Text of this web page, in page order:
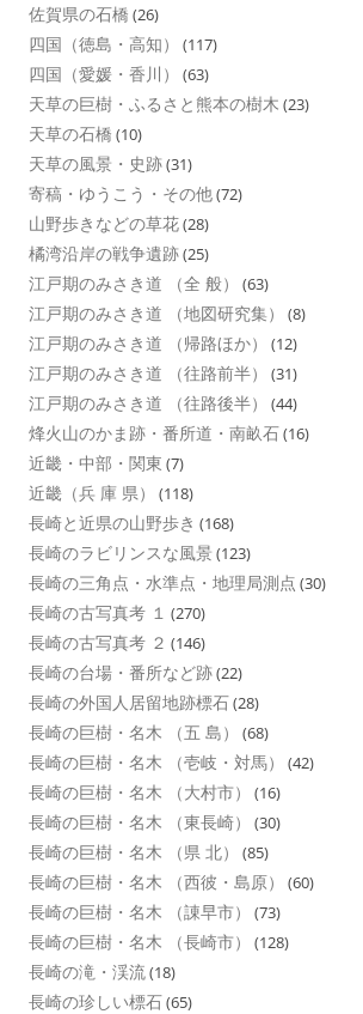
佐賀県の石橋 (26)
四国（徳島・高知） (117)
四国（愛媛・香川） (63)
天草の巨樹・ふるさと熊本の樹木 (23)
天草の石橋 (10)
天草の風景・史跡(31)
寄稿・ゆうこう・その他(72)
山野歩きなどの草花(28)
橘湾沿岸の戦争遺跡(25)
江戸期のみさき道 （全 般） (63)
江戸期のみさき道 （地図研究集） (8)
江戸期のみさき道 （帰路ほか） (12)
江戸期のみさき道 （往路前半） (31)
江戸期のみさき道 （往路後半） (44)
烽火山のかま跡・番所道・南畝石(16)
近畿・中部・関東 (7)
近畿（兵 庫 県） (118)
長崎と近県の山野歩き (168)
長崎のラビリンスな風景 (123)
長崎の三角点・水準点・地理局測点 (30)
長崎の古写真考 １ (270)
長崎の古写真考 ２ (146)
長崎の台場・番所など跡(22)
長崎の外国人居留地跡標石(28)
長崎の巨樹・名木 （五 島） (68)
長崎の巨樹・名木 （壱岐・対馬） (42)
長崎の巨樹・名木 （大村市） (16)
長崎の巨樹・名木 （東長崎） (30)
長崎の巨樹・名木 （県 北） (85)
長崎の巨樹・名木 （西彼・島原） (60)
長崎の巨樹・名木 （諌早市） (73)
長崎の巨樹・名木 （長崎市） (128)
長崎の滝・渓流(18)
長崎の珍しい標石(65)